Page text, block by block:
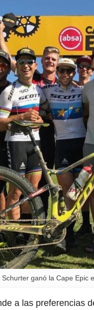
ganó la Cape Epic
a las preferencias